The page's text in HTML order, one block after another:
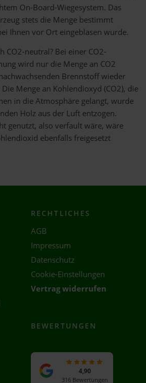
On-Board-Wiegesystem. Das
stets die Menge bestimmt
Ihnen vor Ort eingeblasen wurde.
CO2-neutral? Bei einer CO2-
wird nur die Menge an CO2
Brennstoff wieder
Menge an Kohlendioxyd (CO2), die
in die Atmosphäre gelangt, wurde
Holz aus der Luft entzogen.
genutzt, also verfault wäre, wäre
ebenfalls freigesetzt
RECHTLICHES
AGB
Impressum
Datenschutz
Cookie-Einstellungen
Vertrag widerrufen
BEWERTUNGEN
4,90
316 Bewertungen